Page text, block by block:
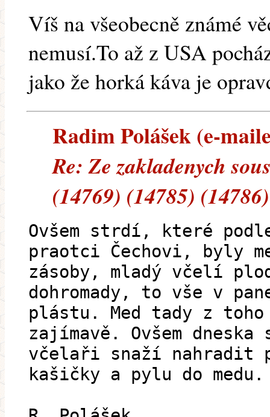
Víš na všeobecně známé
nemusí.To až z USA
jako že horká káva je
Radim Polášek (e-
Re: Ze zakladenych
(14769) (14785) (14786)
Ovšem strdí, které
praotci Čechovi, byly
zásoby, mladý včelí
dohromady, to vše v
plástu. Med tady z
zajímavě. Ovšem dneska
včelaři snaží nahradit
kašičky a pylu do medu.